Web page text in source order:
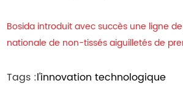
Bosida introduit avec succès une ligne
nationale de non-tissés aiguilletés de
Tags :l'innovation technologique